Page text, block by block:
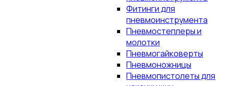
Фитинги для
пневмоинструмента
Пневмостеплеры и
молотки
Пневмогайковерты
Пневмоножницы
Пневмопистолеты для